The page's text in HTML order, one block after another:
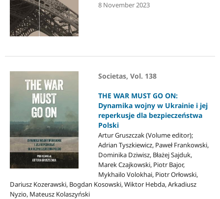
8 November 2023
Societas, Vol. 138
THE WAR MUST GO ON:
Dynamika wojny w Ukrainie i jej
reperkusje dla bezpieczeństwa
Polski
Artur Gruszczak (Volume editor);
Adrian Tyszkiewicz, Paweł Frankowski,
Dominika Dziwisz, Błażej Sajduk,
Marek Czajkowski, Piotr Bajor,
Mykhailo Volokhai, Piotr Orłowski,
Dariusz Kozerawski, Bogdan Kosowski, Wiktor Hebda, Arkadiusz
Nyzio, Mateusz Kolaszyński